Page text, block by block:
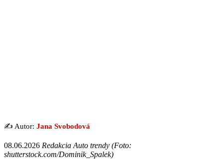
✍️ Autor: Jana Svobodová
08.06.2026 Redakcia Auto trendy (Foto:
shutterstock.com/Dominik_Spalek)